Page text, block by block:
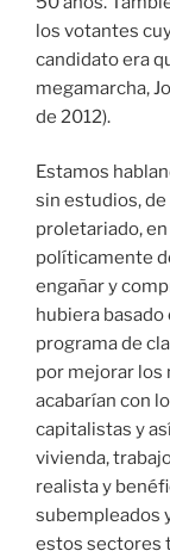
los votantes
candidato era
megamarcha,
de 2012).
Estamos
sin estudios,
proletariado,
políticamente
engañar y
hubiera
programa de
por mejorar los
acabarían con
capitalistas y
vivienda,
realista y
subempleados
estos sectores